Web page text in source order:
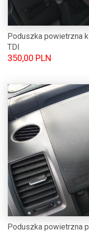
Poduszka powietrzna
TDI
350,00 PLN
Poduszka powietrzna